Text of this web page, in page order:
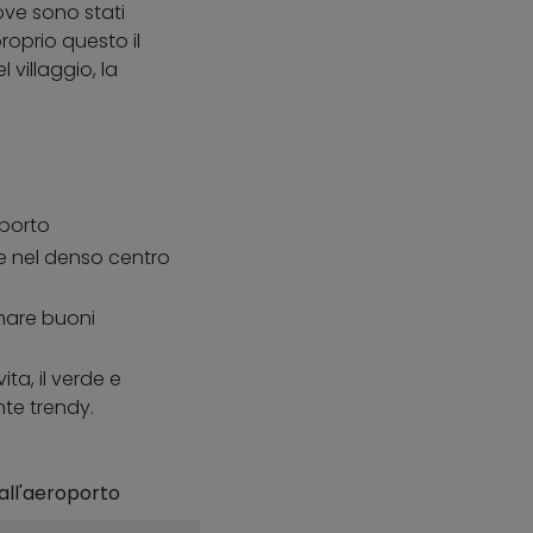
sono stati
questo il
villaggio, la
nel denso centro
buoni
il verde e
trendy.